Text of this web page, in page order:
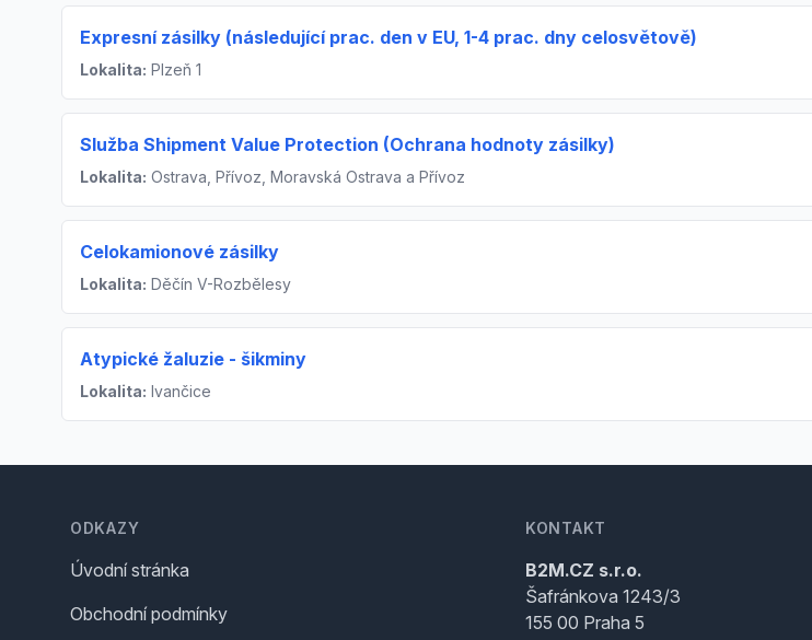
Expresní zásilky (následující prac. den v EU, 1-4 prac. dny celosvětově)
Lokalita: Plzeň 1
Služba Shipment Value Protection (Ochrana hodnoty zásilky)
Lokalita: Ostrava, Přívoz, Moravská Ostrava a Přívoz
Celokamionové zásilky
Lokalita: Děčín V-Rozbělesy
Atypické žaluzie - šikminy
Lokalita: Ivančice
ODKAZY
Úvodní stránka
Obchodní podmínky
KONTAKT
B2M.CZ s.r.o.
Šafránkova 1243/3
155 00 Praha 5